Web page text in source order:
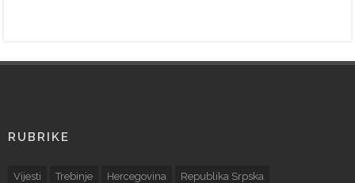
RUBRIKE
Vijesti Trebinje Hercegovina Republika Srpska